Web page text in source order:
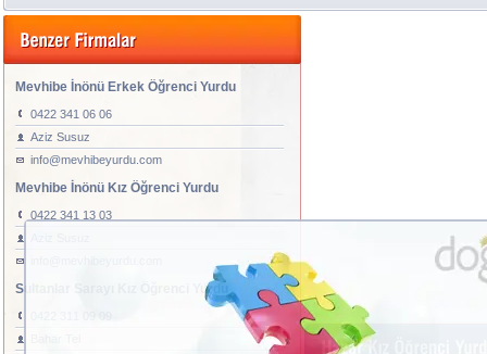
Mevhibe İnönü Erkek Öğrenci Yurdu
0422 341 06 06
Aziz Susuz
info@mevhibeyurdu.com
Mevhibe İnönü Kız Öğrenci Yurdu
0422 341 13 03
Sultanlar Sarayı Kız Öğrenci Yurdu